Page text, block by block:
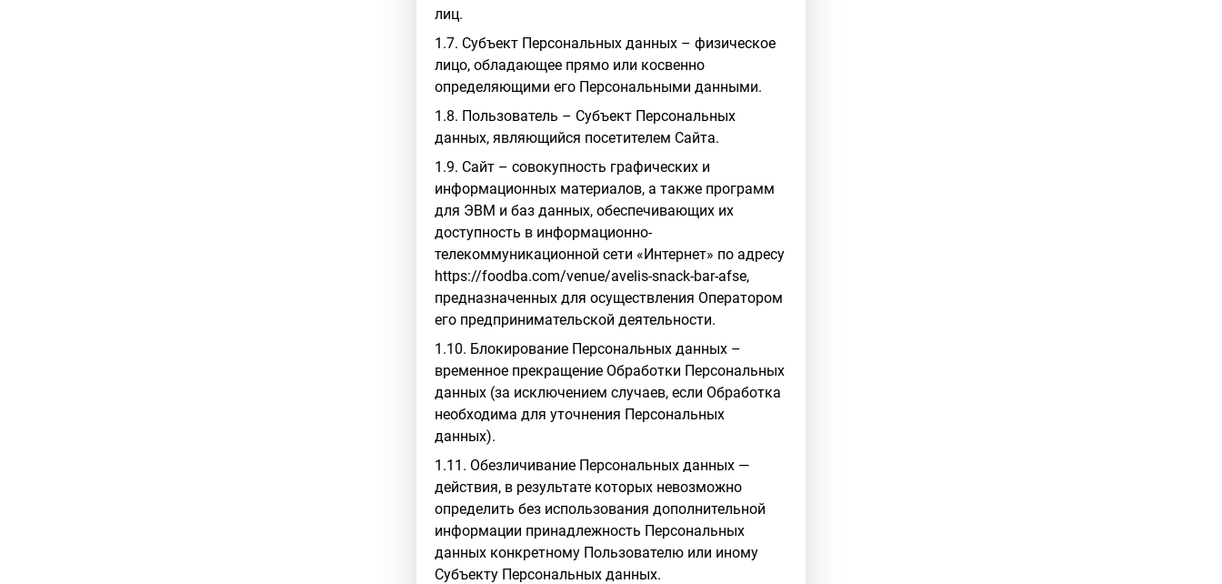
лиц.
1.7. Субъект Персональных данных – физическое
лицо, обладающее прямо или косвенно
определяющими его Персональными данными.
1.8. Пользователь – Субъект Персональных
данных, являющийся посетителем Сайта.
1.9. Сайт – совокупность графических и
информационных материалов, а также программ
для ЭВМ и баз данных, обеспечивающих их
доступность в информационно-
телекоммуникационной сети «Интернет» по адресу
https://foodba.com/venue/avelis-snack-bar-afse,
предназначенных для осуществления Оператором
его предпринимательской деятельности.
1.10. Блокирование Персональных данных –
временное прекращение Обработки Персональных
данных (за исключением случаев, если Обработка
необходима для уточнения Персональных
данных).
1.11. Обезличивание Персональных данных —
действия, в результате которых невозможно
определить без использования дополнительной
информации принадлежность Персональных
данных конкретному Пользователю или иному
Субъекту Персональных данных.